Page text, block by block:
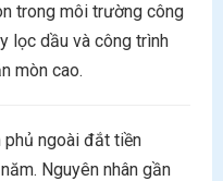
trong môi trường công
lọc dầu và công trình
mòn cao.
phủ ngoài đắt tiền
Nguyên nhân gần